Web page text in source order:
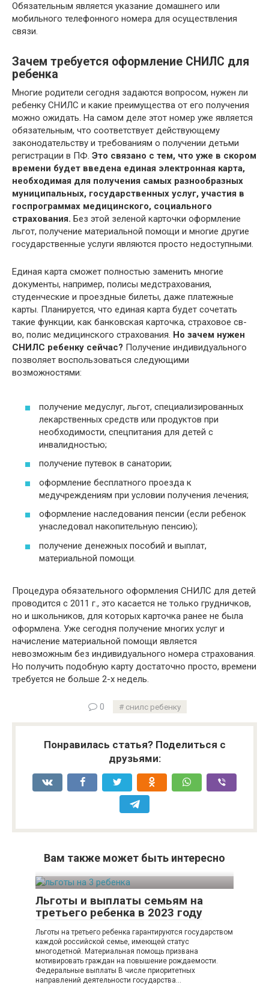
Обязательным является указание домашнего или
мобильного телефонного номера для осуществления
связи.
Зачем требуется оформление СНИЛС для
ребенка
Многие родители сегодня задаются вопросом, нужен ли
ребенку СНИЛС и какие преимущества от его получения
можно ожидать. На самом деле этот номер уже является
обязательным, что соответствует действующему
законодательству и требованиям о получении детьми
регистрации в ПФ. Это связано с тем, что уже в скором
времени будет введена единая электронная карта,
необходимая для получения самых разнообразных
муниципальных, государственных услуг, участия в
госпрограммах медицинского, социального
страхования. Без этой зеленой карточки оформление
льгот, получение материальной помощи и многие другие
государственные услуги являются просто недоступными.
Единая карта сможет полностью заменить многие
документы, например, полисы медстрахования,
студенческие и проездные билеты, даже платежные
карты. Планируется, что единая карта будет сочетать
такие функции, как банковская карточка, страховое св-
во, полис медицинского страхования. Но зачем нужен
СНИЛС ребенку сейчас? Получение индивидуального
позволяет воспользоваться следующими
возможностями:
получение медуслуг, льгот, специализированных
лекарственных средств или продуктов при
необходимости, спецпитания для детей с
инвалидностью;
получение путевок в санатории;
оформление бесплатного проезда к
медучреждениям при условии получения лечения;
оформление наследования пенсии (если ребенок
унаследовал накопительную пенсию);
получение денежных пособий и выплат,
материальной помощи.
Процедура обязательного оформления СНИЛС для детей
проводится с 2011 г., это касается не только грудничков,
но и школьников, для которых карточка ранее не была
оформлена. Уже сегодня получение многих услуг и
начисление материальной помощи является
невозможным без индивидуального номера страхования.
Но получить подобную карту достаточно просто, времени
требуется не больше 2-х недель.
0 снилс ребенку
Понравилась статья? Поделиться с
друзьями:
Вам также может быть интересно
Льготы и выплаты семьям на
третьего ребенка в 2023 году
Льготы на третьего ребенка гарантируются государством
каждой российской семье, имеющей статус
многодетной. Материальная помощь призвана
мотивировать граждан на повышение рождаемости.
Федеральные выплаты В числе приоритетных
направлений деятельности государства…